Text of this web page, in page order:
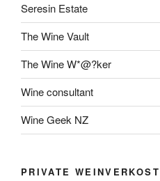
Seresin Estate
The Wine Vault
The Wine W*@?ker
Wine consultant
Wine Geek NZ
PRIVATE